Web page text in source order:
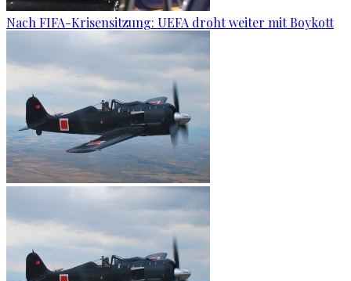
Nach FIFA-Krisensitzung: UEFA droht weiter mit Boykott